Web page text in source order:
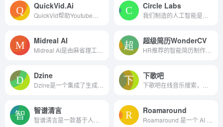
QuickVid.Ai Circle Labs
Midreal AI 超级简历WonderCV
Dzine 下歌吧
智谱清言 Roamaround